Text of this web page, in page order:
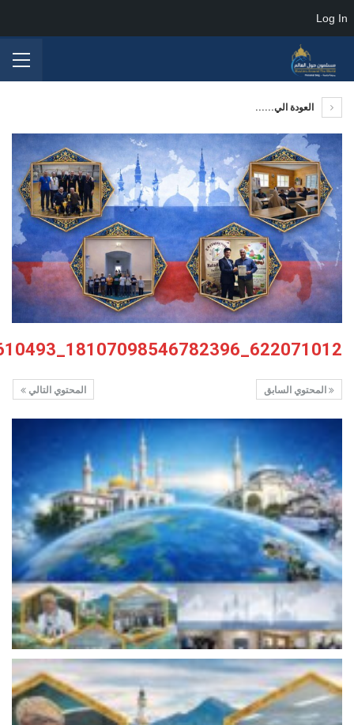
العودة الي......
622071012_18107098546782396_4836595876844610493_n
المحتوي التالي المحتوي السابق
Log In